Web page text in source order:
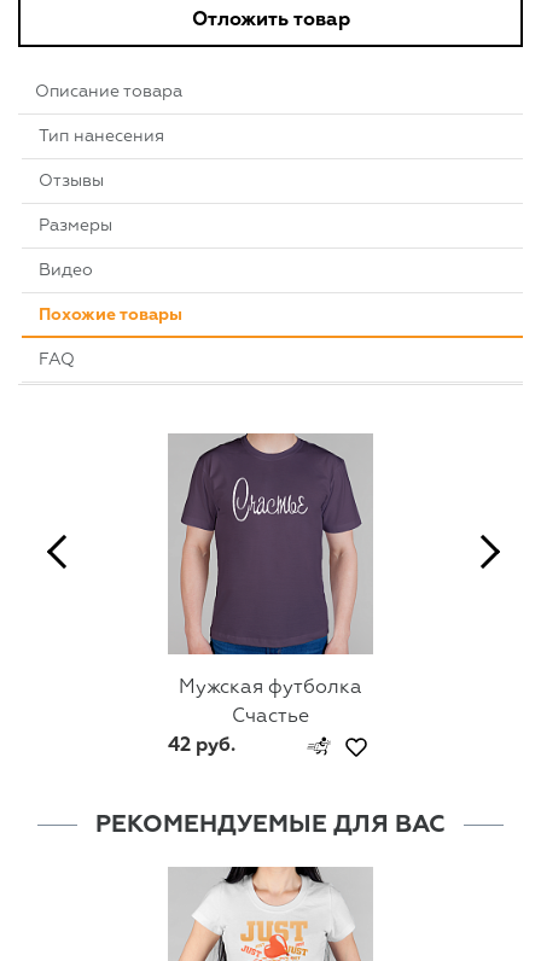
Отложить товар
Описание товара
Тип нанесения
Отзывы
Размеры
Видео
Похожие товары
FAQ
Мужская футболка
Счастье
42 руб.
РЕКОМЕНДУЕМЫЕ ДЛЯ ВАС